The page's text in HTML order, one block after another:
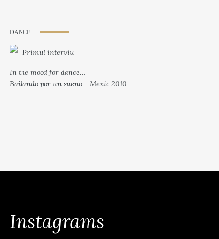
DANCE
Primul interviu
In the mood for dance…
Bailando por un sueno – Mexic 2010
Instagrams